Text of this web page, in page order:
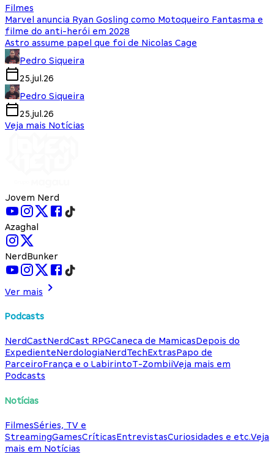
Filmes
Marvel anuncia Ryan Gosling como Motoqueiro Fantasma e
filme do anti-herói em 2028
Astro assume papel que foi de Nicolas Cage
Pedro Siqueira
25.jul.26
Pedro Siqueira
25.jul.26
Veja mais Notícias
Jovem Nerd
Azaghal
NerdBunker
Ver mais
Podcasts
NerdCastNerdCast RPGCaneca de MamicasDepois do
ExpedienteNerdologiaNerdTechExtrasPapo de
ParceiroFrança e o LabirintoT-ZombiiVeja mais em
Podcasts
Notícias
FilmesSéries, TV e
StreamingGamesCríticasEntrevistasCuriosidades e etc.Veja
mais em Notícias